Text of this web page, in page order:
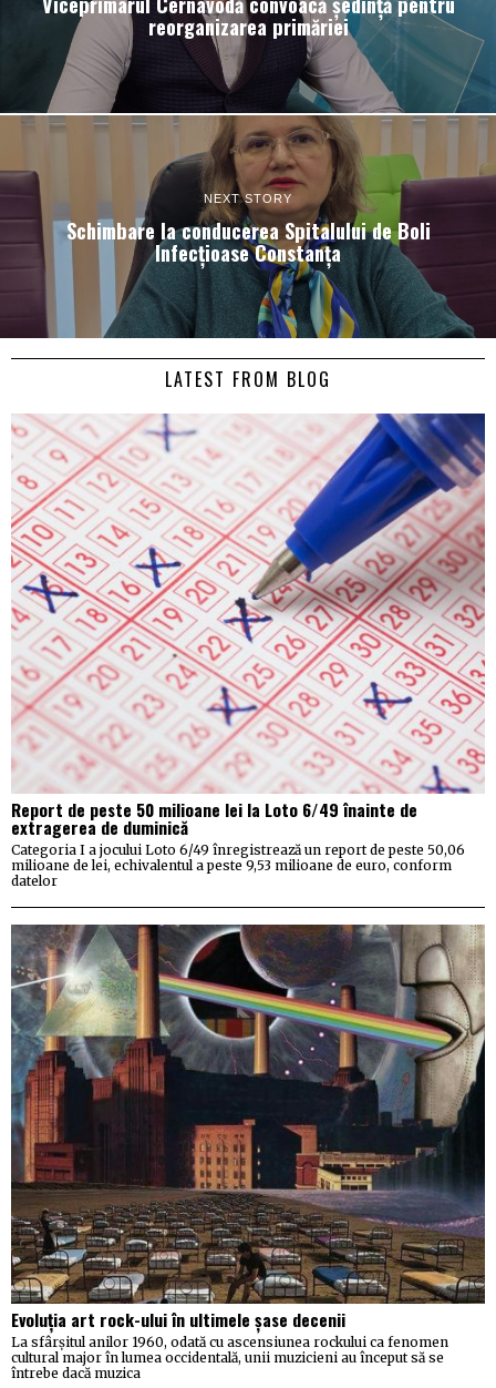
reorganizarea primăriei
NEXT STORY
Schimbare la conducerea Spitalului de Boli
Infecțioase Constanța
LATEST FROM BLOG
Report de peste 50 milioane lei la Loto 6/49 înainte de
extragerea de duminică
Categoria I a jocului Loto 6/49 înregistrează un report de peste 50,06
milioane de lei, echivalentul a peste 9,53 milioane de euro, conform
datelor
Evoluția art rock-ului în ultimele șase decenii
La sfârșitul anilor 1960, odată cu ascensiunea rockului ca fenomen
cultural major în lumea occidentală, unii muzicieni au început să se
întrebe dacă muzica